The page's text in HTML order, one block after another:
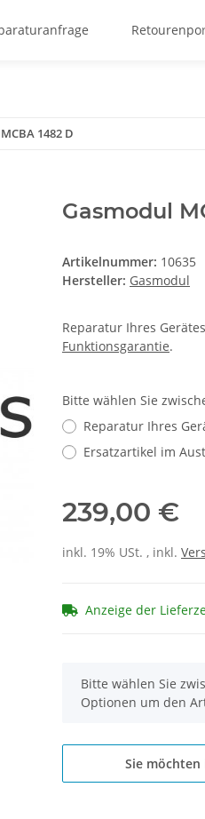
1482 D
Gasmodul
Artikelnummer: 10635
Hersteller: Gasmodul
Reparatur Ihres
Funktionsgarantie.
Bitte wählen Sie
Reparatur Ihres
Ersatzartikel im
239,00 €
inkl. 19% USt. , inkl.
Anzeige der
x
Bitte wählen Sie
Optionen um den
Sie